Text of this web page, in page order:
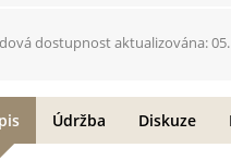
dostupnost aktualizována: 05.
Údržba Diskuze